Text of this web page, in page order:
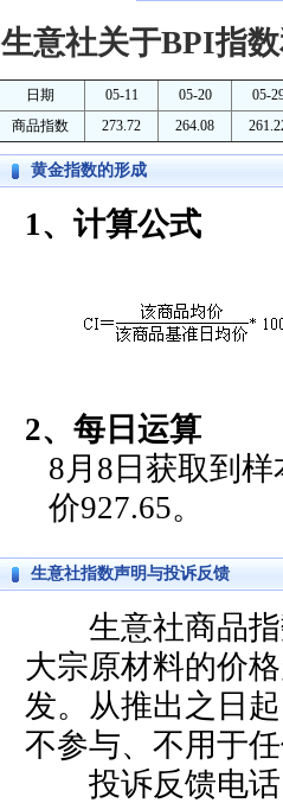
生意社关于BPI指
日期 05-11 05-20
05-
商品指数
273.72 264.08
黄金指数的形成
1、计算公式
2、每日运算
8月8日获取到
价927.65。
生意社指数声明与投诉反馈
生意社商品指
大宗原材料的价
发。从推出之日
不参与、不用于
投诉反馈电话